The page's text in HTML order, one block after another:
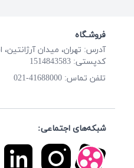
فروشـگاه
آدرس: تهران، میدان آرژانتین،
کدپستی: 1514843583
تلفن تماس: 41688000-021
شبکه‌های اجتماعی: